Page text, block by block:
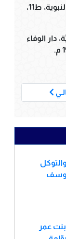
4. الصلابي، علي محمد، (2021)، السيرة النبوية، ط11،
القياديَّة، دار الوفاء
يوسف
عمر